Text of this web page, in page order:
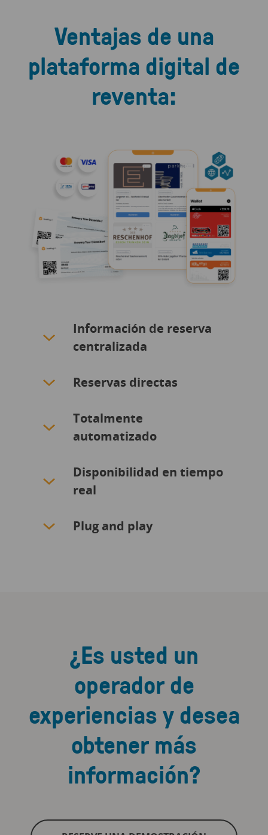
Ventajas de una
plataforma digital de
reventa:
Información de reserva
centralizada
Reservas directas
Totalmente
automatizado
Disponibilidad en tiempo
real
Plug and play
¿Es usted un
operador de
experiencias y desea
obtener más
información?